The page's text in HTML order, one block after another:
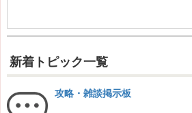
新着トピック一覧
攻略・雑談掲示板